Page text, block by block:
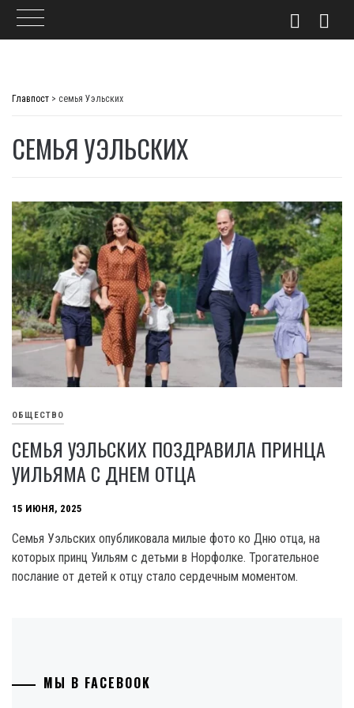
Главпост > семья Уэльских
СЕМЬЯ УЭЛЬСКИХ
ОБЩЕСТВО
СЕМЬЯ УЭЛЬСКИХ ПОЗДРАВИЛА ПРИНЦА
УИЛЬЯМА С ДНЕМ ОТЦА
15 ИЮНЯ, 2025
Семья Уэльских опубликовала милые фото ко Дню отца, на
которых принц Уильям с детьми в Норфолке. Трогательное
послание от детей к отцу стало сердечным моментом.
МЫ В FACEBOOK